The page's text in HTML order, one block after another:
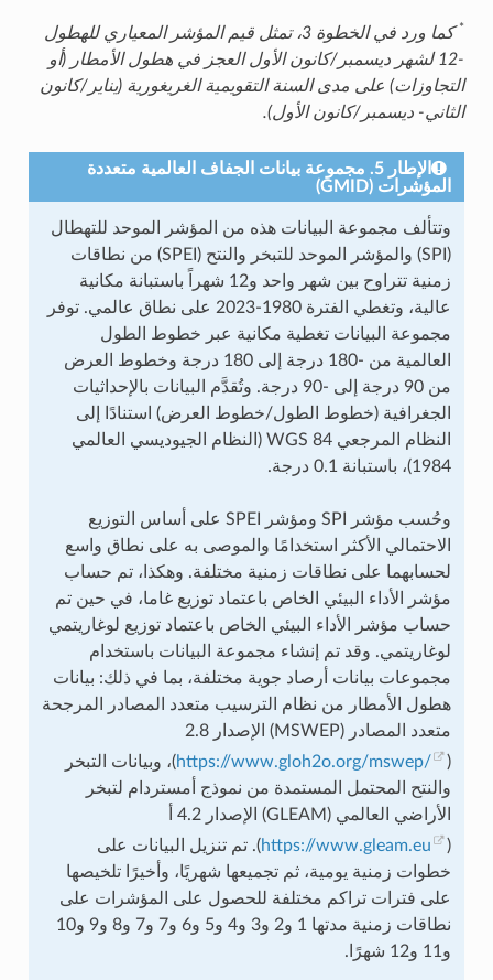
*
كما ورد في الخطوة 3، تمثل قيم المؤشر المعياري للهطول
-12 لشهر ديسمبر/كانون الأول العجز في هطول الأمطار (أو
التجاوزات) على مدى السنة التقويمية الغريغورية (يناير/كانون
الثاني- ديسمبر/كانون الأول).
الإطار 5. مجموعة بيانات الجفاف العالمية متعددة
المؤشرات (GMID)
وتتألف مجموعة البيانات هذه من المؤشر الموحد للتهطال
(SPI) والمؤشر الموحد للتبخر والنتح (SPEI) من نطاقات
زمنية تتراوح بين شهر واحد و12 شهراً باستبانة مكانية
عالية، وتغطي الفترة 1980-2023 على نطاق عالمي. توفر
مجموعة البيانات تغطية مكانية عبر خطوط الطول
العالمية من -180 درجة إلى 180 درجة وخطوط العرض
من 90 درجة إلى -90 درجة. وتُقدَّم البيانات بالإحداثيات
الجغرافية (خطوط الطول/خطوط العرض) استنادًا إلى
النظام المرجعي WGS 84 (النظام الجيوديسي العالمي
1984)، باستبانة 0.1 درجة.
وحُسب مؤشر SPI ومؤشر SPEI على أساس التوزيع
الاحتمالي الأكثر استخدامًا والموصى به على نطاق واسع
لحسابهما على نطاقات زمنية مختلفة. وهكذا، تم حساب
مؤشر الأداء البيئي الخاص باعتماد توزيع غاما، في حين تم
حساب مؤشر الأداء البيئي الخاص باعتماد توزيع لوغاريتمي
لوغاريتمي. وقد تم إنشاء مجموعة البيانات باستخدام
مجموعات بيانات أرصاد جوية مختلفة، بما في ذلك: بيانات
هطول الأمطار من نظام الترسيب متعدد المصادر المرجحة
متعدد المصادر (MSWEP) الإصدار 2.8
(
https://www.gloh2o.org/mswep/)، وبيانات التبخر
والنتح المحتمل المستمدة من نموذج أمستردام لتبخر
الأراضي العالمي (GLEAM) الإصدار 4.2 أ
(
https://www.gleam.eu). تم تنزيل البيانات على
خطوات زمنية يومية، ثم تجميعها شهريًا، وأخيرًا تلخيصها
على فترات تراكم مختلفة للحصول على المؤشرات على
نطاقات زمنية مدتها 1 و2 و3 و4 و5 و6 و7 و7 و8 و9 و10
و11 و12 شهرًا.